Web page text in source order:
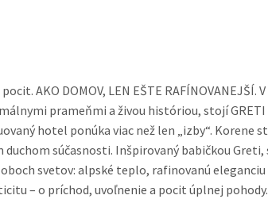
AKO DOMOV, LEN EŠTE
prameňmi a živou históriou, stojí
hotel ponúka viac než len „izby“. Korene
súčasnosti. Inšpirovaný babičkou
svetov: alpské teplo, rafinovanú
– o príchod, uvoľnenie a pocit úplnej